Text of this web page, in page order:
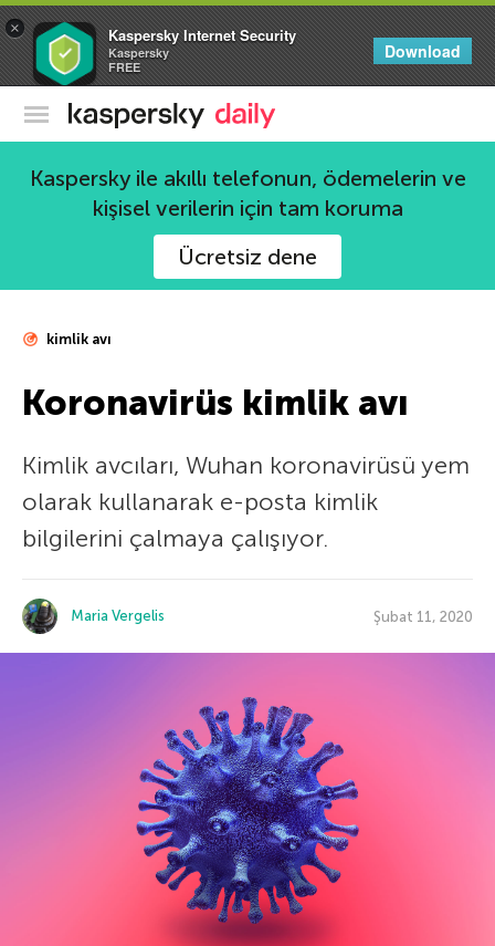
× Kaspersky Internet Security
Kaspersky
FREE
Download
Kaspersky Resmi Blogu
Kaspersky ile akıllı telefonun, ödemelerin ve
kişisel verilerin için tam koruma
Ücretsiz dene
kimlik avı
Koronavirüs kimlik avı
Kimlik avcıları, Wuhan koronavirüsü yem
olarak kullanarak e-posta kimlik
bilgilerini çalmaya çalışıyor.
Maria Vergelis Şubat 11, 2020